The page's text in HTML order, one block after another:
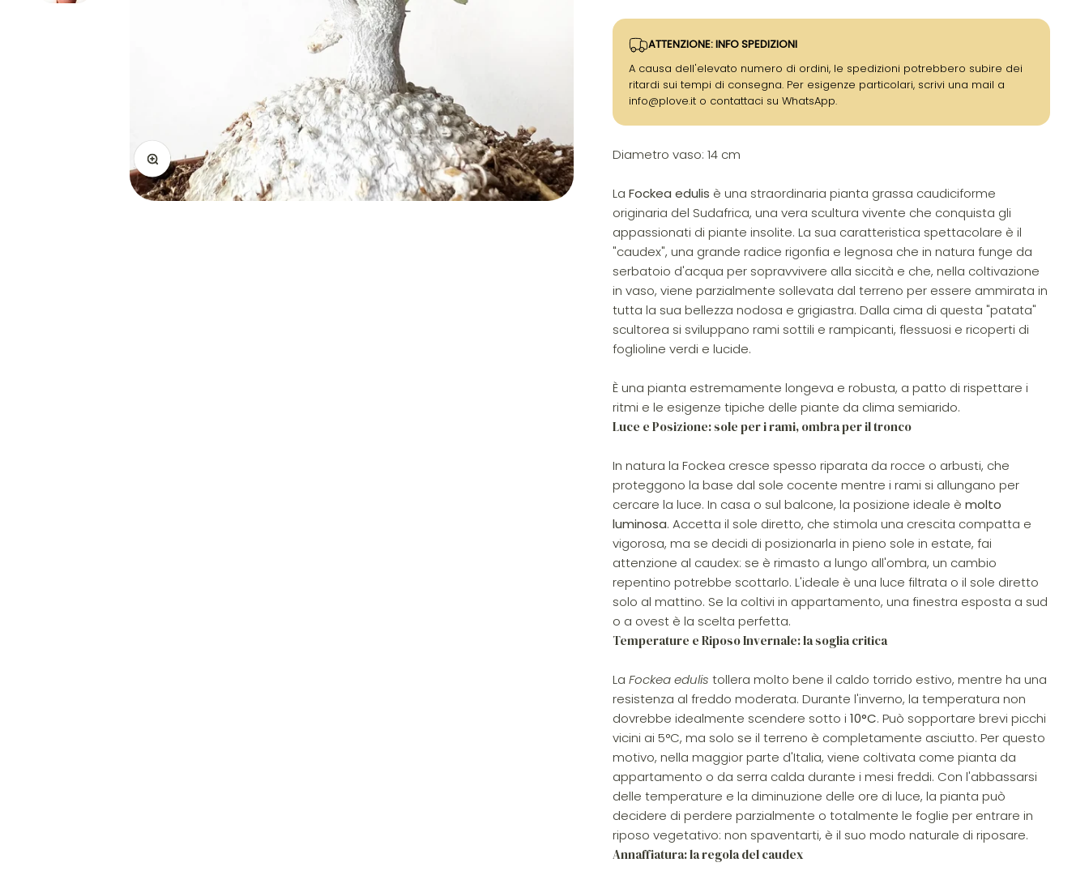
Ingrandisci immagine
ATTENZIONE: INFO SPEDIZIONI
A causa dell'elevato numero di ordini, le spedizioni potrebbero subire dei
ritardi sui tempi di consegna. Per esigenze particolari, scrivi una mail a
info@plove.it o contattaci su WhatsApp.
Diametro vaso: 14 cm
La Fockea edulis è una straordinaria pianta grassa caudiciforme
originaria del Sudafrica, una vera scultura vivente che conquista gli
appassionati di piante insolite. La sua caratteristica spettacolare è il
"caudex", una grande radice rigonfia e legnosa che in natura funge da
serbatoio d'acqua per sopravvivere alla siccità e che, nella coltivazione
in vaso, viene parzialmente sollevata dal terreno per essere ammirata in
tutta la sua bellezza nodosa e grigiastra. Dalla cima di questa "patata"
scultorea si sviluppano rami sottili e rampicanti, flessuosi e ricoperti di
foglioline verdi e lucide.
È una pianta estremamente longeva e robusta, a patto di rispettare i
ritmi e le esigenze tipiche delle piante da clima semiarido.
Luce e Posizione: sole per i rami, ombra per il tronco
In natura la Fockea cresce spesso riparata da rocce o arbusti, che
proteggono la base dal sole cocente mentre i rami si allungano per
cercare la luce. In casa o sul balcone, la posizione ideale è molto
luminosa. Accetta il sole diretto, che stimola una crescita compatta e
vigorosa, ma se decidi di posizionarla in pieno sole in estate, fai
attenzione al caudex: se è rimasto a lungo all'ombra, un cambio
repentino potrebbe scottarlo. L'ideale è una luce filtrata o il sole diretto
solo al mattino. Se la coltivi in appartamento, una finestra esposta a sud
o a ovest è la scelta perfetta.
Temperature e Riposo Invernale: la soglia critica
La Fockea edulis tollera molto bene il caldo torrido estivo, mentre ha una
resistenza al freddo moderata. Durante l'inverno, la temperatura non
dovrebbe idealmente scendere sotto i 10°C. Può sopportare brevi picchi
vicini ai 5°C, ma solo se il terreno è completamente asciutto. Per questo
motivo, nella maggior parte d'Italia, viene coltivata come pianta da
appartamento o da serra calda durante i mesi freddi. Con l'abbassarsi
delle temperature e la diminuzione delle ore di luce, la pianta può
decidere di perdere parzialmente o totalmente le foglie per entrare in
riposo vegetativo: non spaventarti, è il suo modo naturale di riposare.
Annaffiatura: la regola del caudex